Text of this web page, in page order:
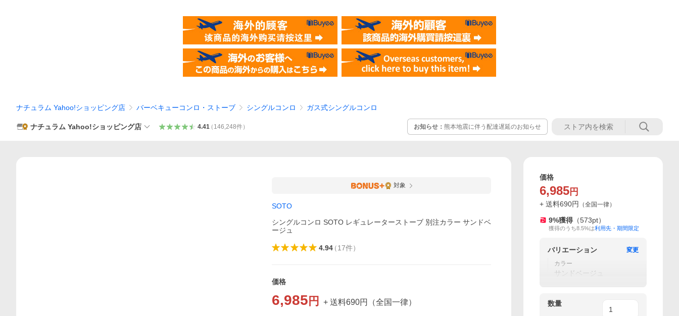
ナチュラム Yahoo!ショッピング店 バーベキューコンロ・ストーブ シングルコンロ ガス式シングルコンロ
ナチュラム Yahoo!ショッピング店 4.41（ 146,248件） お知らせ： 熊本地震に伴う配達遅延のお知らせ
対象
SOTO
シングルコンロ SOTO レギュレーターストーブ 別注カラー サンドベ
ージュ
4.94（17件）
価格
6,985 円 + 送料690円 （全国一律）
価格
6,985 円
+ 送料690円 （全国一律）
9%獲得 （573pt）
獲得のうち8.5%は利用先・期間限定
バリエーション
変更
カラー
サンドベージュ
数量